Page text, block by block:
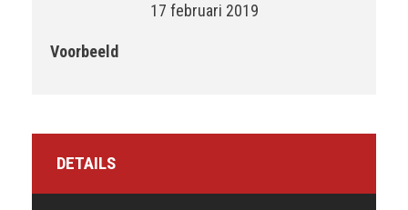
17 februari 2019
Voorbeeld
DETAILS